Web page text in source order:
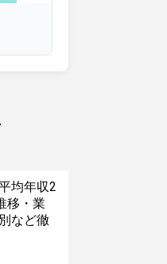
均年収2
移・業
など徹